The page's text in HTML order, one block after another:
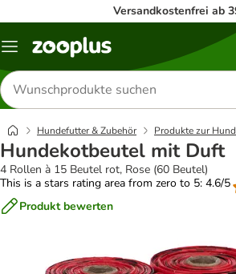
Versandkostenfrei ab
Menü
Produkte
suchen
Hundefutter & Zubehör Produkte zur
Hundekotbeutel mit Duft
4 Rollen à 15 Beutel rot, Rose (60 Beutel)
This is a stars rating area from zero to 5: 4.6/5
Produkt bewerten